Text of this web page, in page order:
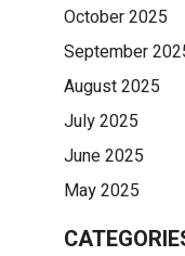
October 2025
September
August 2025
July 2025
June 2025
May 2025